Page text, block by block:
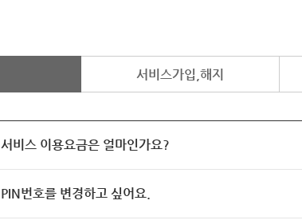
서비스가입,해지
서비스 이용요금은 얼마인가요?
PIN번호를 변경하고 싶어요.